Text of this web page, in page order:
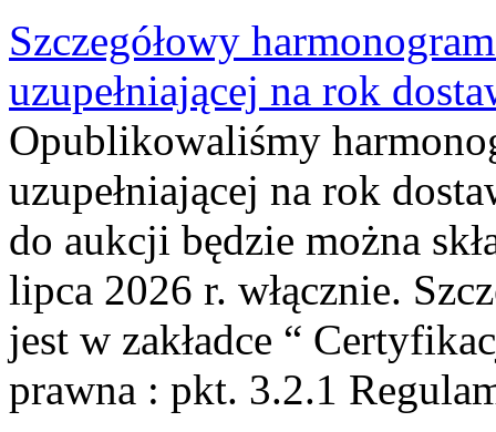
Szczegółowy
uzupełniającej na rok
Opublikowaliśmy
uzupełniającej na rok
do aukcji będzie można
lipca 2026 r. włącznie.
jest w zakładce “
prawna : pkt. 3.2.1